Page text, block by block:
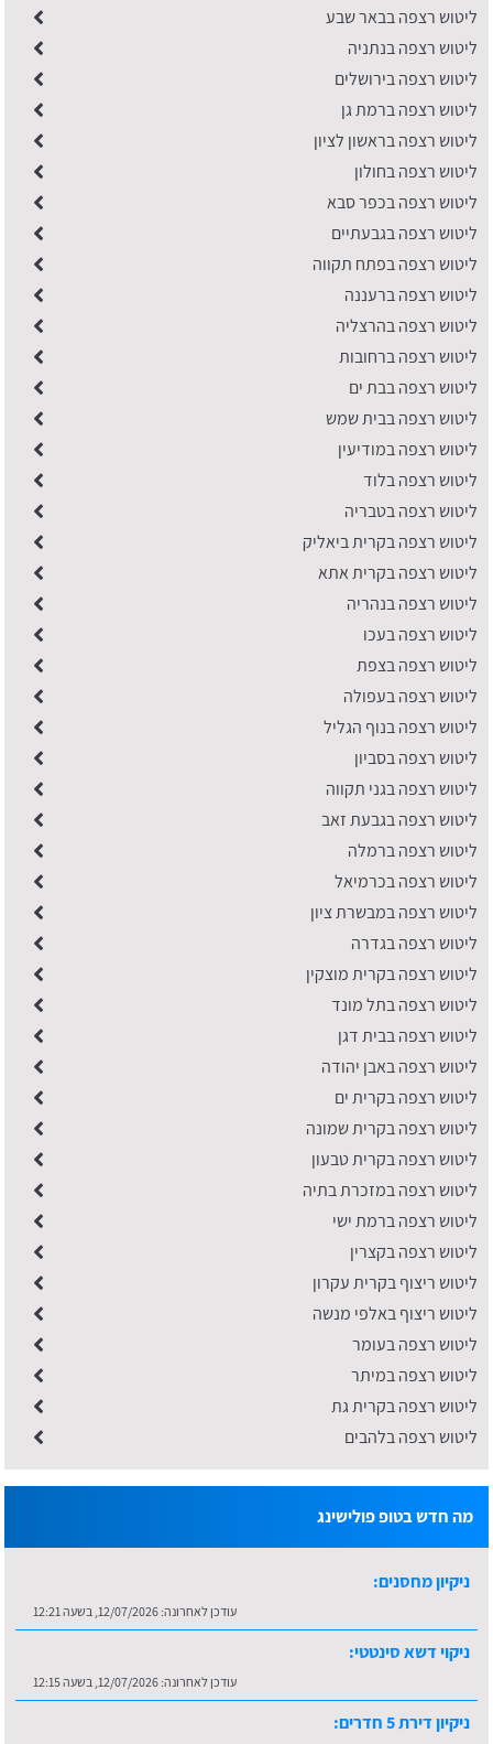
ליטוש רצפה בבאר שבע
ליטוש רצפה בנתניה
ליטוש רצפה בירושלים
ליטוש רצפה ברמת גן
ליטוש רצפה בראשון לציון
ליטוש רצפה בחולון
ליטוש רצפה בכפר סבא
ליטוש רצפה בגבעתיים
ליטוש רצפה בפתח תקווה
ליטוש רצפה ברעננה
ליטוש רצפה בהרצליה
ליטוש רצפה ברחובות
ליטוש רצפה בבת ים
ליטוש רצפה בבית שמש
ליטוש רצפה במודיעין
ליטוש רצפה בלוד
ליטוש רצפה בטבריה
ליטוש רצפה בקרית ביאליק
ליטוש רצפה בקרית אתא
ליטוש רצפה בנהריה
ליטוש רצפה בעכו
ליטוש רצפה בצפת
ליטוש רצפה בעפולה
ליטוש רצפה בנוף הגליל
ליטוש רצפה בסביון
ליטוש רצפה בגני תקווה
ליטוש רצפה בגבעת זאב
ליטוש רצפה ברמלה
ליטוש רצפה בכרמיאל
ליטוש רצפה במבשרת ציון
ליטוש רצפה בגדרה
ליטוש רצפה בקרית מוצקין
ליטוש רצפה בתל מונד
ליטוש רצפה בבית דגן
ליטוש רצפה באבן יהודה
ליטוש רצפה בקרית ים
ליטוש רצפה בקרית שמונה
ליטוש רצפה בקרית טבעון
ליטוש רצפה במזכרת בתיה
ליטוש רצפה ברמת ישי
ליטוש רצפה בקצרין
ליטוש ריצוף בקרית עקרון
ליטוש ריצוף באלפי מנשה
ליטוש רצפה בעומר
ליטוש רצפה במיתר
ליטוש רצפה בקרית גת
ליטוש רצפה בלהבים
מה חדש בטופ פולישינג
ניקיון מחסנים:
ניקוי דשא סינטטי:
ניקיון דירת 5 חדרים: